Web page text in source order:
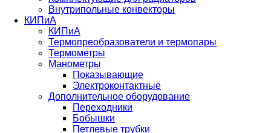
Внутрипольные конвекторы
КИПиА
КИПиА
Термопреобразователи и термопары
Термометры
Манометры
Показывающие
Электроконтактные
Дополнительное оборудование
Переходники
Бобышки
Петлевые трубки